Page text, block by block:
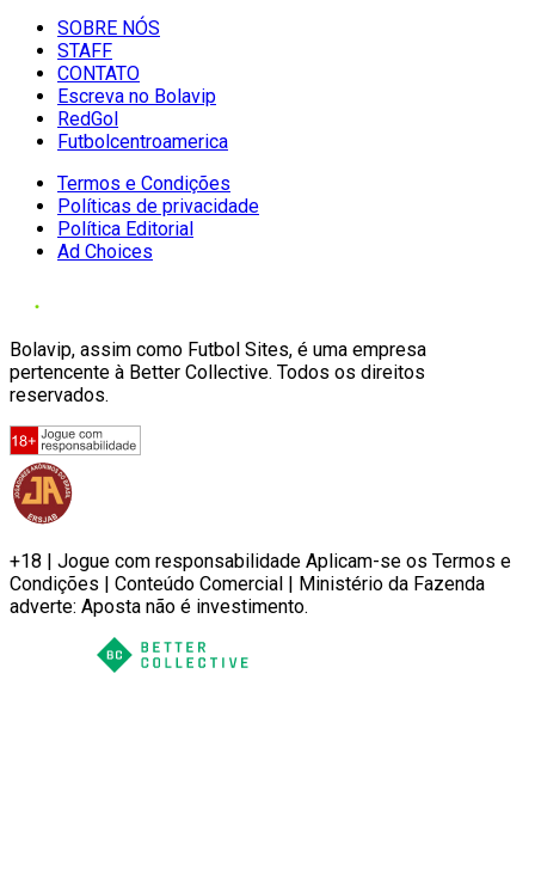
SOBRE NÓS
STAFF
CONTATO
Escreva no Bolavip
RedGol
Futbolcentroamerica
Termos e Condições
Políticas de privacidade
Política Editorial
Ad Choices
Bolavip, assim como Futbol Sites, é uma empresa
pertencente à Better Collective. Todos os direitos
reservados.
+18 | Jogue com responsabilidade Aplicam-se os Termos e
Condições | Conteúdo Comercial | Ministério da Fazenda
adverte: Aposta não é investimento.